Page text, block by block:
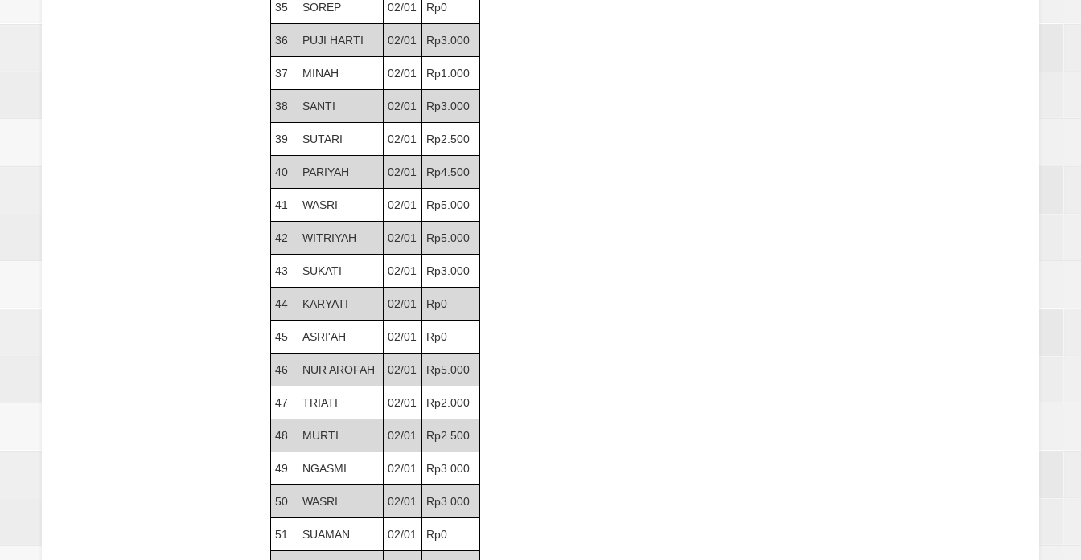
35 SOREP 02/01 Rp0
36 PUJI HARTI 02/01 Rp3.000
37 MINAH 02/01 Rp1.000
38 SANTI 02/01 Rp3.000
39 SUTARI 02/01 Rp2.500
40 PARIYAH 02/01 Rp4.500
41 WASRI 02/01 Rp5.000
42 WITRIYAH 02/01 Rp5.000
43 SUKATI 02/01 Rp3.000
44 KARYATI 02/01 Rp0
45 ASRI'AH 02/01 Rp0
46 NUR AROFAH 02/01 Rp5.000
47 TRIATI 02/01 Rp2.000
48 MURTI 02/01 Rp2.500
49 NGASMI 02/01 Rp3.000
50 WASRI 02/01 Rp3.000
51 SUAMAN 02/01 Rp0